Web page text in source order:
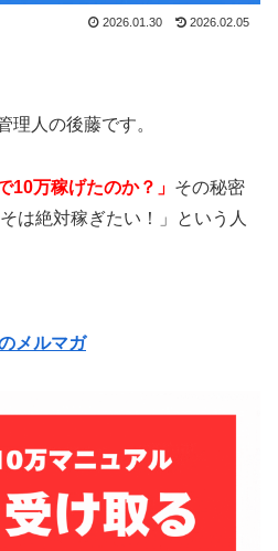
2026.01.30 2026.02.05
理人の後藤です。
10万稼げたのか？」 その秘密
は絶対稼ぎたい！」という人
メルマガ